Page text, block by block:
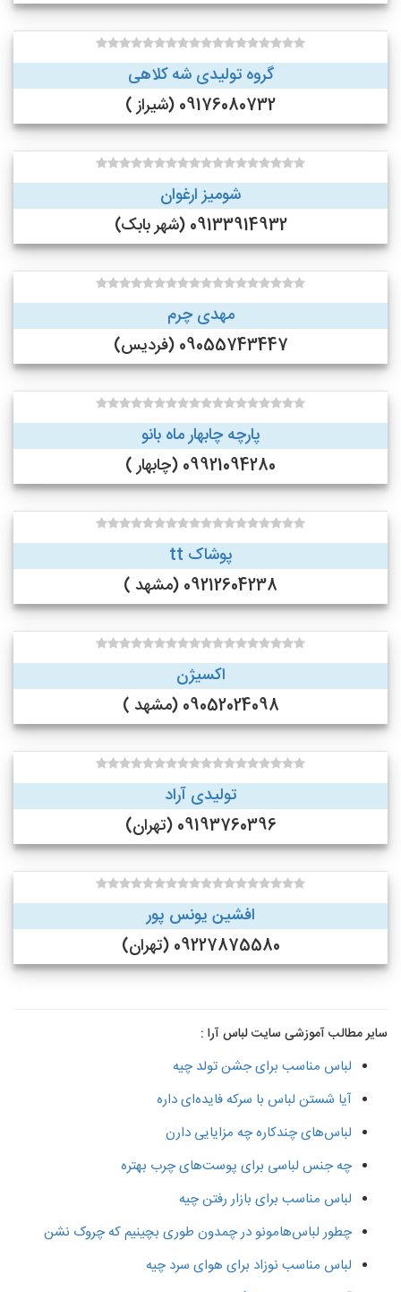
گروه تولیدی شه کلاهی
09176080732 (شیراز )
شومیز ارغوان
09133914932 (شهر بابک)
مهدی چرم
09055743447 (فردیس)
پارچه چابهار ماه بانو
09921094280 (چابهار )
پوشاک tt
09212604238 (مشهد )
اکسیژن
09052024098 (مشهد )
تولیدی آراد
09193760396 (تهران)
افشین یونس پور
09227875580 (تهران)
سایر مطالب آموزشی سایت لباس آرا :
لباس مناسب برای جشن تولد چیه
آیا شستن لباس با سرکه فایده‌ای داره
لباس‌های چندکاره چه مزایایی دارن
چه جنس لباسی برای پوست‌های چرب بهتره
لباس مناسب برای بازار رفتن چیه
چطور لباس‌هامونو در چمدون طوری بچینیم که چروک نشن
لباس مناسب نوزاد برای هوای سرد چیه